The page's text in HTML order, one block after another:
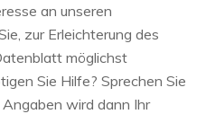
an unseren
zur Erleichterung des
möglichst
Sie Hilfe? Sprechen Sie
wird dann Ihr